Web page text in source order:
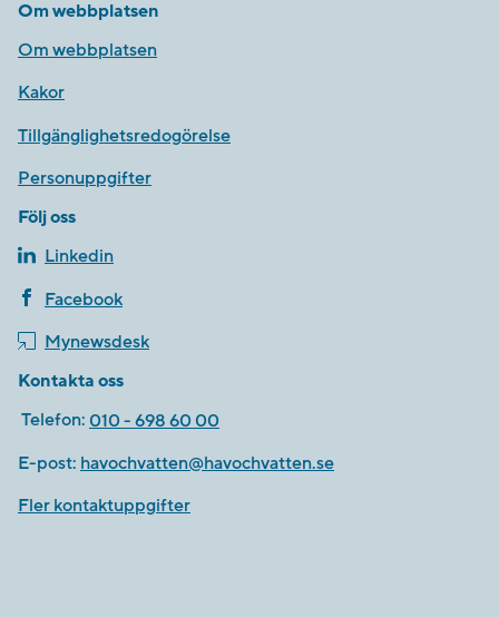
Om webbplatsen
Om webbplatsen
Kakor
Tillgänglighetsredogörelse
Personuppgifter
Följ oss
Linkedin
Facebook
Mynewsdesk
Kontakta oss
Telefon: 010 - 698 60 00
E-post: havochvatten@havochvatten.se
Fler kontaktuppgifter